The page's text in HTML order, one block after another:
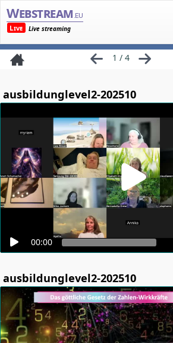
Webstream .eu
Live
Live streaming
1 / 4
ausbildunglevel2-202510
00:00
ausbildunglevel2-202510